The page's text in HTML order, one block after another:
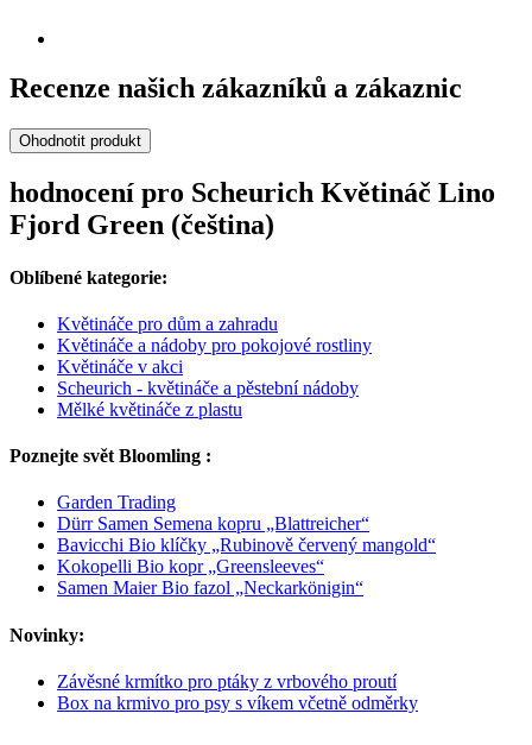
Recenze našich zákazníků a zákaznic
Ohodnotit produkt
hodnocení pro Scheurich Květináč Lino
Fjord Green (čeština)
Oblíbené kategorie:
Květináče pro dům a zahradu
Květináče a nádoby pro pokojové rostliny
Květináče v akci
Scheurich - květináče a pěstební nádoby
Mělké květináče z plastu
Poznejte svět Bloomling :
Garden Trading
Dürr Samen Semena kopru „Blattreicher“
Bavicchi Bio klíčky „Rubinově červený mangold“
Kokopelli Bio kopr „Greensleeves“
Samen Maier Bio fazol „Neckarkönigin“
Novinky:
Závěsné krmítko pro ptáky z vrbového proutí
Box na krmivo pro psy s víkem včetně odměrky